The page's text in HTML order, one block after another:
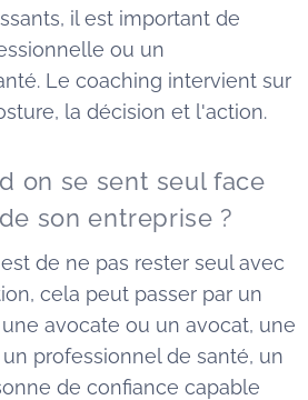
il est important de
ou un
Le coaching intervient sur
la décision et l'action.
on se sent seul face
son entreprise ?
de ne pas rester seul avec
cela peut passer par un
avocate ou un avocat, une
professionnel de santé, un
de confiance capable